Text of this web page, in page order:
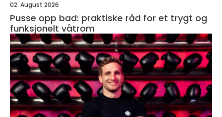
02. August 2026
Pusse opp bad: praktiske råd for et trygt og
funksjonelt våtrom